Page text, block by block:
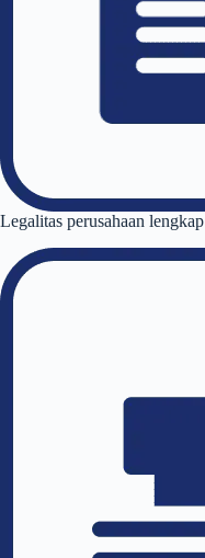
Legalitas perusahaan lengkap